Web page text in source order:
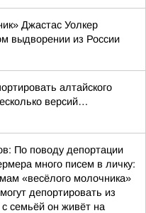
Джастас Уолкер
выдворении из России
алтайского
версий…
По поводу депортации
много писем в личку:
«весёлого молочника»
депортировать из
семьёй он живёт на